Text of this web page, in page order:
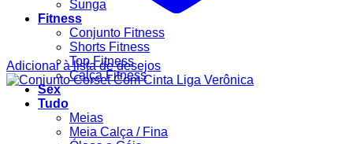
Sunga
Fitness
Conjunto Fitness
Shorts Fitness
Top Fitness
Calça Fitness
Sex
Tudo
Meias
Meia Calça / Fina
Adicionar à lista de desejos